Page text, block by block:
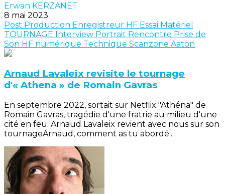
Erwan KERZANET
8 mai 2023
Post Production Enregistreur HF Essai Matériel
TOURNAGE Interview Portrait Rencontre Prise de
Son HF numérique Technique Scanzone Aaton
Arnaud Lavaleix revisite le tournage
d'« Athena » de Romain Gavras
En septembre 2022, sortait sur Netflix "Athéna" de
Romain Gavras, tragédie d'une fratrie au milieu d'une
cité en feu. Arnaud Lavaleix revient avec nous sur son
tournageArnaud, comment as tu abordé...